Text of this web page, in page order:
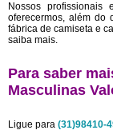
Nossos profissionais
oferecermos, além do
fábrica de camiseta e
saiba mais.
Para saber
Masculinas
Ligue para (31)98410-